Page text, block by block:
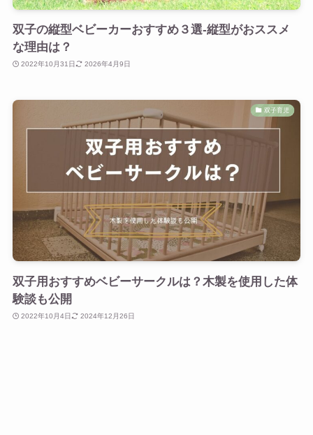
双子の縦型ベビーカーおすすめ３選-縦型がおススメ
な理由は？
2022年10月31日 2026年4月9日
双子育児
双子用おすすめベビーサークルは？木製を使用した体
験談も公開
2022年10月4日 2024年12月26日